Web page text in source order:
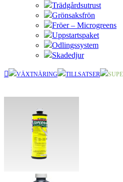
Trädgårdsutrust
Grönsaksfrön
Fröer – Microgreens
Uppstartspaket
Odlingssystem
Skadedjur
VÄXTNÄRING TILLSATSER